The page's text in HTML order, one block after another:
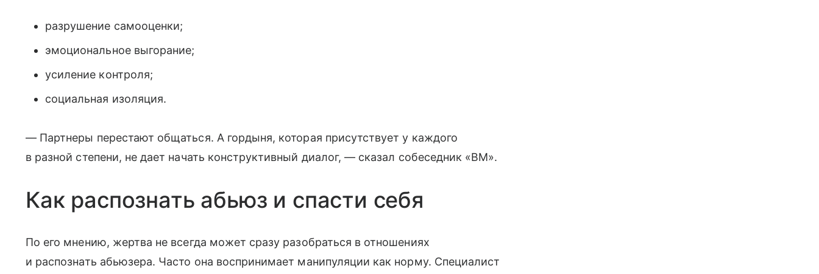
разрушение самооценки;
эмоциональное выгорание;
усиление контроля;
социальная изоляция.
— Партнеры перестают общаться. А гордыня, которая присутствует у каждого
в разной степени, не дает начать конструктивный диалог, — сказал собеседник «ВМ».
Как распознать абьюз и спасти себя
По его мнению, жертва не всегда может сразу разобраться в отношениях
и распознать абьюзера. Часто она воспринимает манипуляции как норму. Специалист